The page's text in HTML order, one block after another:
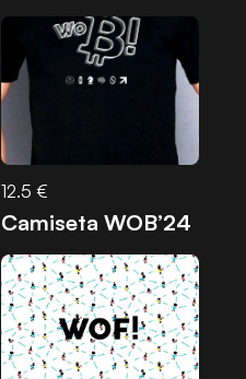
12.5 €
Camiseta WOB’24